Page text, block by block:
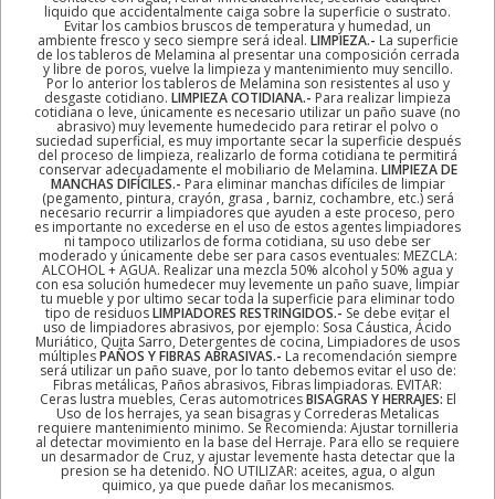
liquido que accidentalmente caiga sobre la superficie o sustrato.
Evitar los cambios bruscos de temperatura y humedad, un
ambiente fresco y seco siempre será ideal. LIMPIEZA.- La superficie
de los tableros de Melamina al presentar una composición cerrada
y libre de poros, vuelve la limpieza y mantenimiento muy sencillo.
Por lo anterior los tableros de Melamina son resistentes al uso y
desgaste cotidiano. LIMPIEZA COTIDIANA.- Para realizar limpieza
cotidiana o leve, únicamente es necesario utilizar un paño suave (no
abrasivo) muy levemente humedecido para retirar el polvo o
suciedad superficial, es muy importante secar la superficie después
del proceso de limpieza, realizarlo de forma cotidiana te permitirá
conservar adecuadamente el mobiliario de Melamina. LIMPIEZA DE
MANCHAS DIFÍCILES.- Para eliminar manchas difíciles de limpiar
(pegamento, pintura, crayón, grasa , barniz, cochambre, etc.) será
necesario recurrir a limpiadores que ayuden a este proceso, pero
es importante no excederse en el uso de estos agentes limpiadores
ni tampoco utilizarlos de forma cotidiana, su uso debe ser
moderado y únicamente debe ser para casos eventuales: MEZCLA:
ALCOHOL + AGUA. Realizar una mezcla 50% alcohol y 50% agua y
con esa solución humedecer muy levemente un paño suave, limpiar
tu mueble y por ultimo secar toda la superficie para eliminar todo
tipo de residuosLIMPIADORES RESTRINGIDOS.- Se debe evitar el
uso de limpiadores abrasivos, por ejemplo: Sosa Cáustica, Ácido
Muriático, Quita Sarro, Detergentes de cocina, Limpiadores de usos
múltiplesPAÑOS Y FIBRAS ABRASIVAS.- La recomendación siempre
será utilizar un paño suave, por lo tanto debemos evitar el uso de:
Fibras metálicas, Paños abrasivos, Fibras limpiadoras. EVITAR:
Ceras lustra muebles, Ceras automotricesBISAGRAS Y HERRAJES: El
Uso de los herrajes, ya sean bisagras y Correderas Metalicas
requiere mantenimiento minimo. Se Recomienda: Ajustar tornilleria
al detectar movimiento en la base del Herraje. Para ello se requiere
un desarmador de Cruz, y ajustar levemente hasta detectar que la
presion se ha detenido. NO UTILIZAR: aceites, agua, o algun
quimico, ya que puede dañar los mecanismos.